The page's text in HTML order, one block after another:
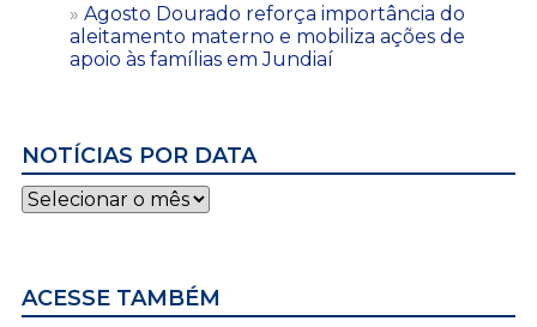
Agosto Dourado reforça importância do
aleitamento materno e mobiliza ações de
apoio às famílias em Jundiaí
NOTÍCIAS POR DATA
Notícias
por
ACESSE TAMBÉM